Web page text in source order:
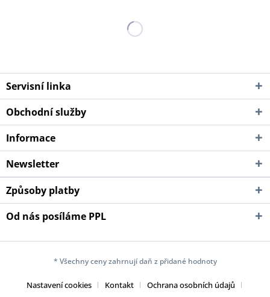
Servisní linka
Obchodní služby
Informace
Newsletter
Způsoby platby
Od nás posíláme PPL
* Všechny ceny zahrnují daň z přidané hodnoty
Nastavení cookies Kontakt Ochrana osobních údajů